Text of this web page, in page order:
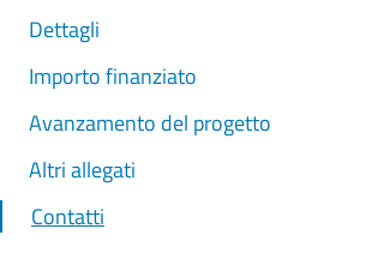
Dettagli
Importo finanziato
Avanzamento del progetto
Altri allegati
Contatti